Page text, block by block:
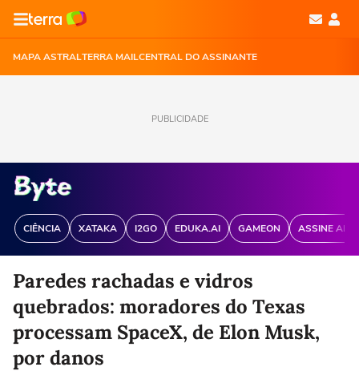
MAPA ASTRALTERRA MAILCENTRAL DO ASSINANTE
PUBLICIDADE
CIÊNCIA XATAKA I2GO EDUKA.AI GAMEON ASSINE
Paredes rachadas e vidros
quebrados: moradores do Texas
processam SpaceX, de Elon Musk,
por danos